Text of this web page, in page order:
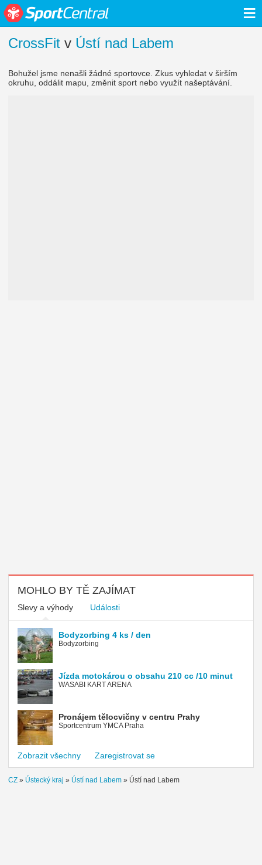
≡
CrossFit v Ústí nad Labem
Bohužel jsme nenašli žádné sportovce. Zkus vyhledat v širším
okruhu, oddálit mapu, změnit sport nebo využít našeptávání.
MOHLO BY TĚ ZAJÍMAT
Slevy a výhody Události
Bodyzorbing 4 ks / den
Bodyzorbing
Jízda motokárou o obsahu 210 cc /10 minut
WASABI KART ARENA
Pronájem tělocvičny v centru Prahy
Sportcentrum YMCA Praha
Zobrazit všechny Zaregistrovat se
CZ » Ústecký kraj » Ústí nad Labem » Ústí nad Labem